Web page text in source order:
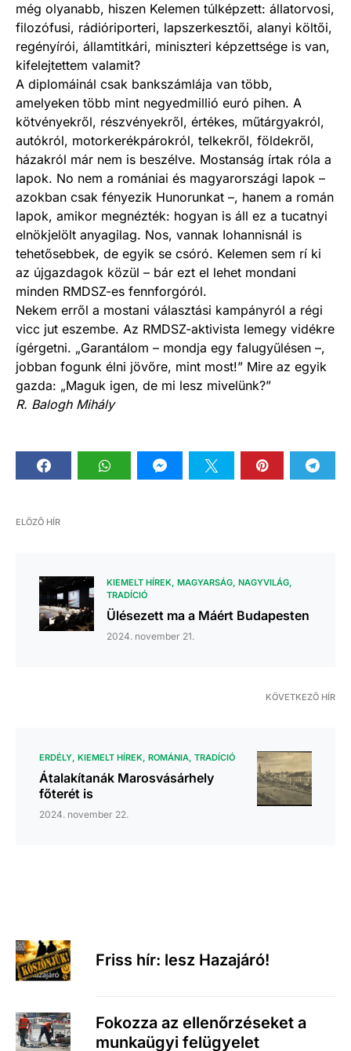
még olyanabb, hiszen Kelemen túlképzett: állatorvosi,
filozófusi, rádióriporteri, lapszerkesztői, alanyi költői,
regényírói, államtitkári, miniszteri képzettsége is van,
kifelejtettem valamit?
A diplomáinál csak bankszámlája van több,
amelyeken több mint negyedmillió euró pihen. A
kötvényekről, részvényekről, értékes, műtárgyakról,
autókról, motorkerékpárokról, telkekről, földekről,
házakról már nem is beszélve. Mostanság írtak róla a
lapok. No nem a romániai és magyarországi lapok –
azokban csak fényezik Hunorunkat –, hanem a román
lapok, amikor megnézték: hogyan is áll ez a tucatnyi
elnökjelölt anyagilag. Nos, vannak Iohannisnál is
tehetősebbek, de egyik se csóró. Kelemen sem rí ki
az újgazdagok közül – bár ezt el lehet mondani
minden RMDSZ-es fennforgóról.
Nekem erről a mostani választási kampányról a régi
vicc jut eszembe. Az RMDSZ-aktivista lemegy vidékre
ígérgetni. „Garantálom – mondja egy falugyűlésen –,
jobban fogunk élni jövőre, mint most!” Mire az egyik
gazda: „Maguk igen, de mi lesz mivelünk?”
R. Balogh Mihály
ELŐZŐ HÍR
KIEMELT HÍREK MAGYARSÁG NAGYVILÁG
TRADÍCIÓ
Ülésezett ma a Máért Budapesten
2024. november 21.
KÖVETKEZŐ HÍR
ERDÉLY KIEMELT HÍREK ROMÁNIA TRADÍCIÓ
Átalakítanák Marosvásárhely
főterét is
2024. november 22.
Friss hír: lesz Hazajáró!
Fokozza az ellenőrzéseket a
munkaügyi felügyelet